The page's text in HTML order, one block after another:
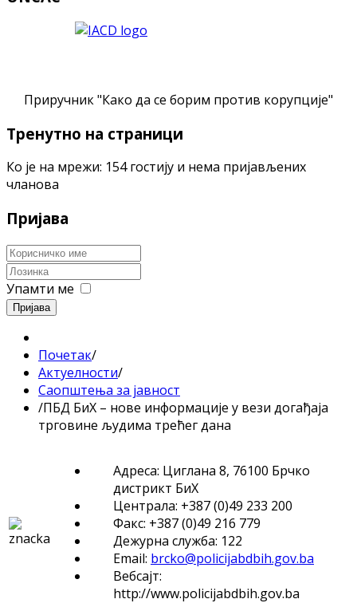
Приручник "Како да се борим против корупције"
Тренутно на страници
Ко је на мрежи: 154 гостију и нема пријављених
чланова
Пријава
Упамти ме
Пријава
Почетак/
Актуелности/
Саопштења за јавност
/ПБД БиХ – нове информације у вези догађаја
трговине људима трећег дана
Адреса: Циглана 8, 76100 Брчко
дистрикт БиХ
Централа: +387 (0)49 233 200
Факс: +387 (0)49 216 779
Дежурна служба: 122
Email: brcko@policijabdbih.gov.ba
Вебсајт:
http://www.policijabdbih.gov.ba